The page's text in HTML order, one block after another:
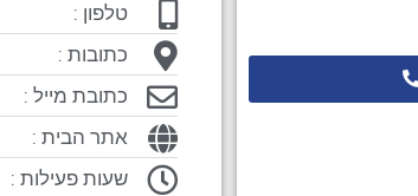
טלפון :
כתובות :
כתובת מייל :
אתר הבית :
שעות פעילות :